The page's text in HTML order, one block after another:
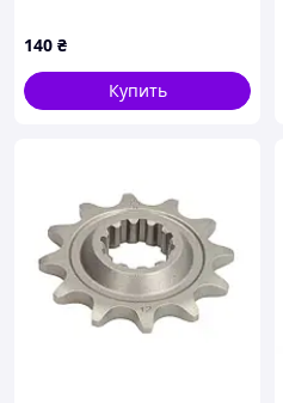
1812)
140 ₴
Купить